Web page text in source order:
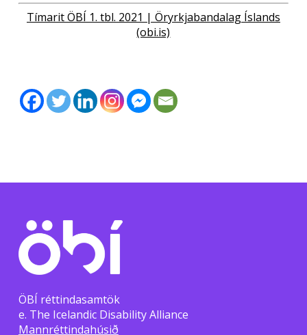
Tímarit ÖBÍ 1. tbl. 2021 | Öryrkjabandalag Íslands
(obi.is)
ÖBÍ réttindasamtök
e. The Icelandic Disability Alliance
Mannréttindahúsið